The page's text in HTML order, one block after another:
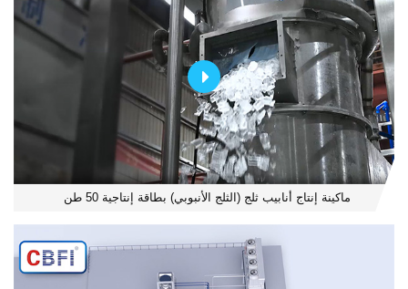
ماكينة إنتاج أنابيب ثلج (الثلج الأنبوبي) بطاقة إنتاجية 50 طن